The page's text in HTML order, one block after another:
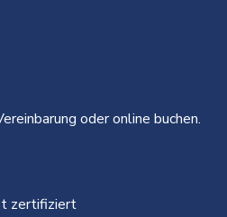
oder online buchen.
zertifiziert